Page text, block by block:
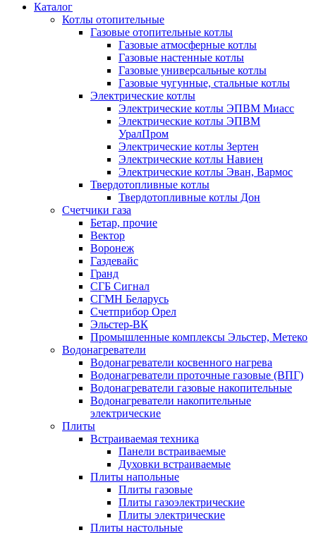
Каталог
Котлы отопительные
Газовые отопительные котлы
Газовые атмосферные котлы
Газовые настенные котлы
Газовые универсальные котлы
Газовые чугунные, стальные котлы
Электрические котлы
Электрические котлы ЭПВМ Миасс
Электрические котлы ЭПВМ
УралПром
Электрические котлы Зертен
Электрические котлы Навиен
Электрические котлы Эван, Вармос
Твердотопливные котлы
Твердотопливные котлы Дон
Счетчики газа
Бетар, прочие
Вектор
Воронеж
Газдевайс
Гранд
СГБ Сигнал
СГМН Беларусь
Счетприбор Орел
Эльстер-ВК
Промышленные комплексы Эльстер, Метеко
Водонагреватели
Водонагреватели косвенного нагрева
Водонагреватели проточные газовые (ВПГ)
Водонагреватели газовые накопительные
Водонагреватели накопительные
электрические
Плиты
Встраиваемая техника
Панели встраиваемые
Духовки встраиваемые
Плиты напольные
Плиты газовые
Плиты газоэлектрические
Плиты электрические
Плиты настольные